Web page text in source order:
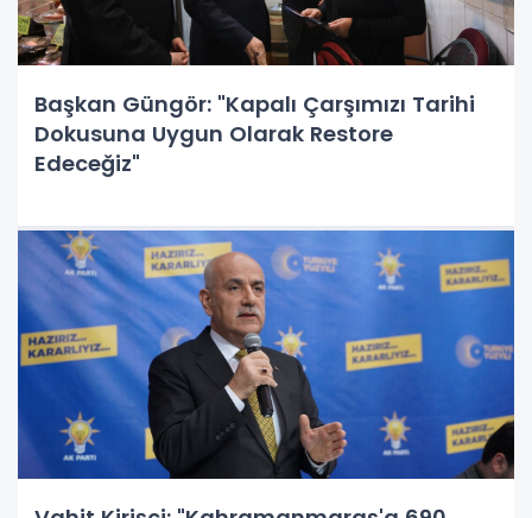
Başkan Güngör: "Kapalı Çarşımızı Tarihi
Dokusuna Uygun Olarak Restore
Edeceğiz"